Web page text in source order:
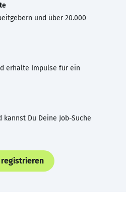
und über 20.000
erhalte Impulse für ein
Du Deine Job-Suche
registrieren